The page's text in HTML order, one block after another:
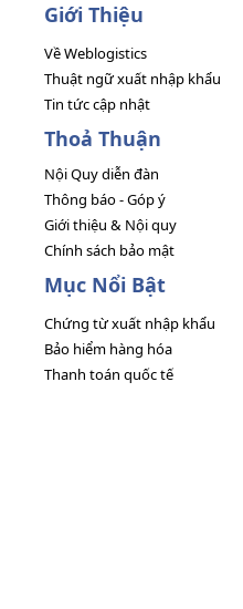
Giới Thiệu
Về Weblogistics
Thuật ngữ xuất nhập khẩu
Tin tức cập nhật
Thoả Thuận
Nội Quy diễn đàn
Thông báo - Góp ý
Giới thiệu & Nội quy
Chính sách bảo mật
Mục Nổi Bật
Chứng từ xuất nhập khẩu
Bảo hiểm hàng hóa
Thanh toán quốc tế